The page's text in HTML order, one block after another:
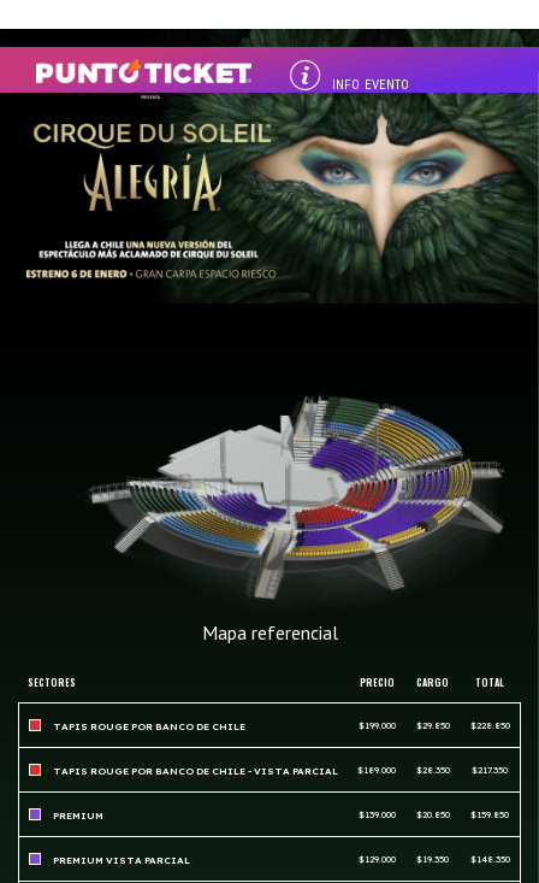
INFO EVENTO
Mapa referencial
SECTORES PRECIO CARGO TOTAL
TAPIS ROUGE POR BANCO DE CHILE $199.000 $29.850 $228.850
TAPIS ROUGE POR BANCO DE CHILE - VISTA PARCIAL $189.000 $28.350 $217.350
PREMIUM $139.000 $20.850 $159.850
PREMIUM VISTA PARCIAL $129.000 $19.350 $148.350